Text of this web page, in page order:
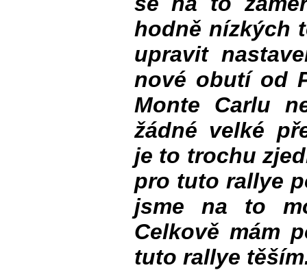
hodně nízkých
upravit
nové obutí od
Monte Carlu
žádné velké
je to trochu
pro tuto rallye
jsme na to
Celkově mám
tuto rallye